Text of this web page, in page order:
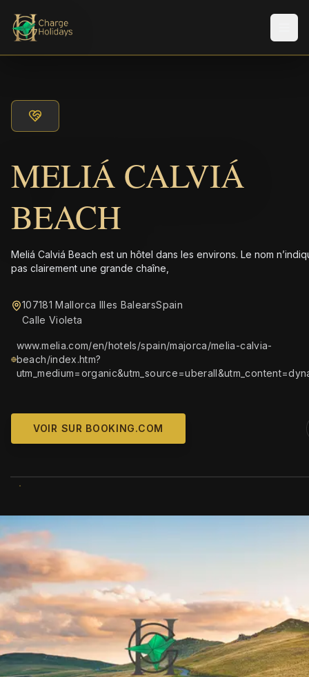
MELIÁ CALVIÁ
BEACH
Meliá Calviá Beach est un hôtel dans les environs. Le nom
pas clairement une grande chaîne,
107181 Mallorca Illes BalearsSpain
Calle Violeta
www.melia.com/en/hotels/spain/majorca/melia-calvia-
beach/index.htm?
VOIR SUR BOOKING.COM